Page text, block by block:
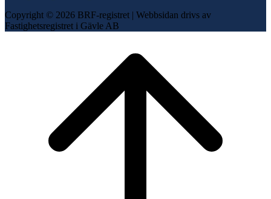
Copyright © 2026 BRF-registret | Webbsidan drivs av
Fastighetsregistret i Gävle AB